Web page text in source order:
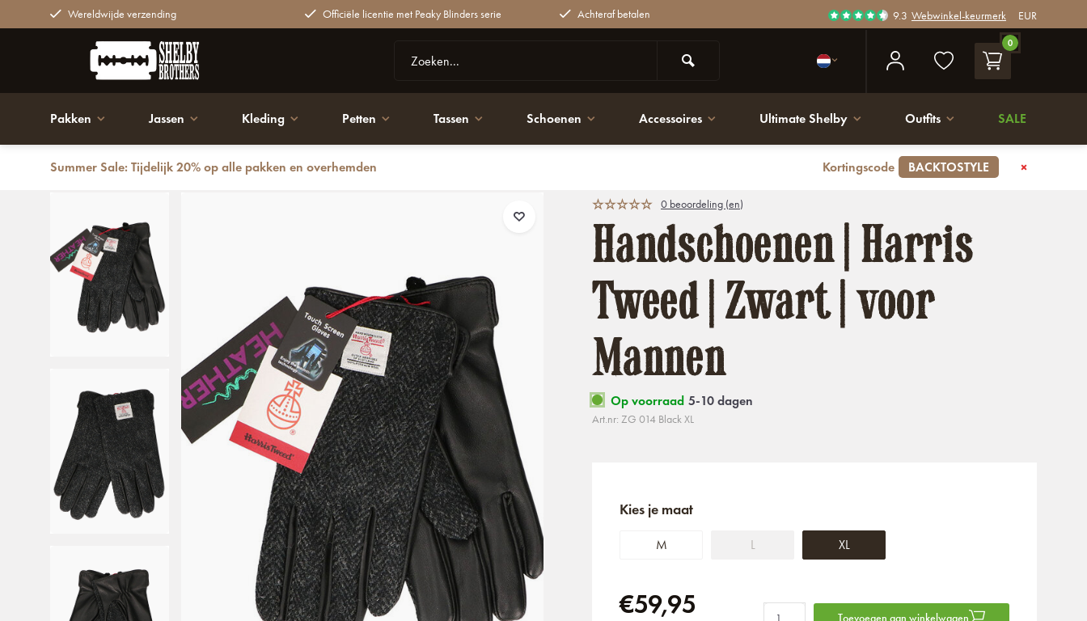
Wereldwijde verzending Officiële licentie met Peaky Blinders serie Achteraf betalen 9.3 Webwinkel-keurmerk EUR
0
Pakken Jassen Kleding Petten Tassen Schoenen Accessoires Ultimate Shelby Outfits SALE
Summer Sale: Tijdelijk 20% op alle pakken en overhemden Kortingscode BACKTOSTYLE
Terug Handschoenen | Harris Tweed | Zwart | voor Mannen
0 beoordeling (en)
Handschoenen | Harris
Tweed | Zwart | voor
Mannen
Op voorraad 5-10 dagen
Art.nr: ZG 014 Black XL
Kies je maat
M L XL
€59,95 Toevoegen aan winkelwagen